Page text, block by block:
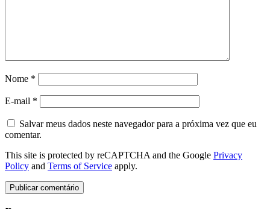
Nome *
E-mail *
Salvar meus dados neste navegador para a próxima vez que eu
comentar.
This site is protected by reCAPTCHA and the Google Privacy
Policy and Terms of Service apply.